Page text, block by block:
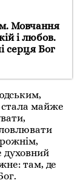
Мовчання
і любов.
серця Бог
майже
духовний
там, де